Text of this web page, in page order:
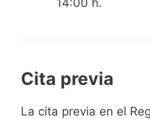
Cita previa
​​​​​​​​​​​​​​​​​​​​​​​​​​​​La cita previa en el